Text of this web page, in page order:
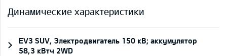
Динамические характеристики
EV3 SUV, Электродвигатель 150 кВ; aккумулятор
58,3 кВтч 2WD